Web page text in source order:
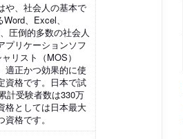
や、社会人の基本で
、Excel、
圧倒的多数の社会人
プリケーションソフ
リスト（MOS）
適正かつ効果的に使
資格です。日本で試
計受験者数は330万
格としては日本最大
格です。